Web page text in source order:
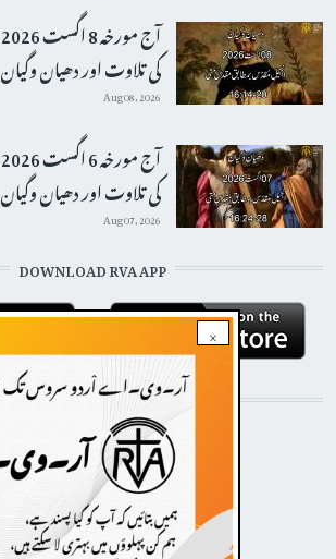
×
کی تلاوت اور دھیان وگیان
Aug 08, 2026
کی تلاوت اور دھیان وگیان
Aug 07, 2026
DOWNLOAD RVA APP
STAY CONNECTED WITH US!